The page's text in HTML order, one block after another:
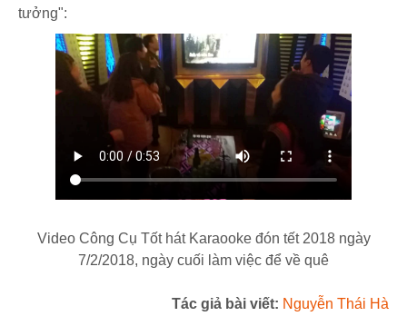
tưởng":
Video Công Cụ Tốt hát Karaooke đón tết 2018 ngày
7/2/2018, ngày cuối làm việc để về quê
Tác giả bài viết: Nguyễn Thái Hà